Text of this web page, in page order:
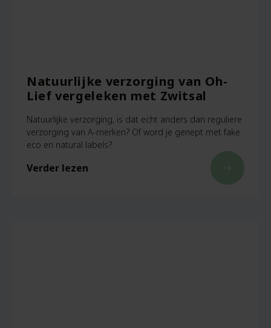
Natuurlijke verzorging van Oh-
Lief vergeleken met Zwitsal
Natuurlijke verzorging, is dat echt anders dan reguliere
verzorging van A-merken? Of word je genept met fake
eco en natural labels?
Verder lezen